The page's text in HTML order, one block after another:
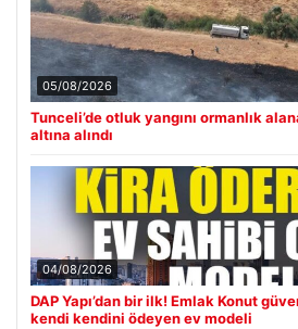
05/08/2026
Tunceli’de otluk yangını ormanlık
altına alındı
04/08/2026
DAP Yapı’dan bir ilk! Emlak Konut
kendi kendini ödeyen ev modeli